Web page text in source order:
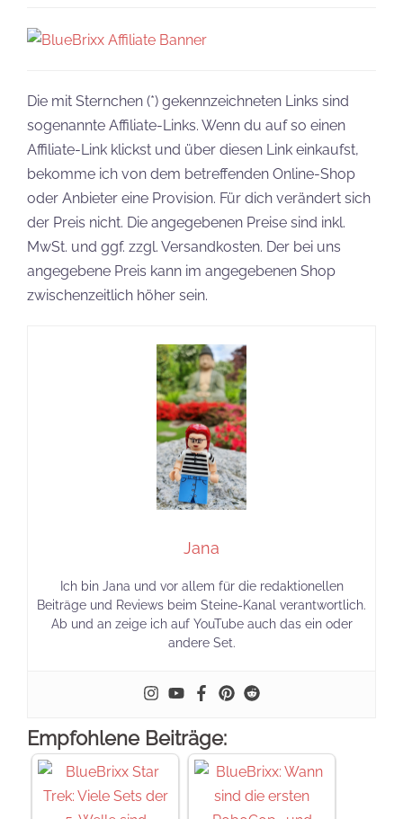
Die mit Sternchen (*) gekennzeichneten Links sind
sogenannte Affiliate-Links. Wenn du auf so einen
Affiliate-Link klickst und über diesen Link einkaufst,
bekomme ich von dem betreffenden Online-Shop
oder Anbieter eine Provision. Für dich verändert sich
der Preis nicht. Die angegebenen Preise sind inkl.
MwSt. und ggf. zzgl. Versandkosten. Der bei uns
angegebene Preis kann im angegebenen Shop
zwischenzeitlich höher sein.
Jana
Ich bin Jana und vor allem für die redaktionellen
Beiträge und Reviews beim Steine-Kanal verantwortlich.
Ab und an zeige ich auf YouTube auch das ein oder
andere Set.
Empfohlene Beiträge: